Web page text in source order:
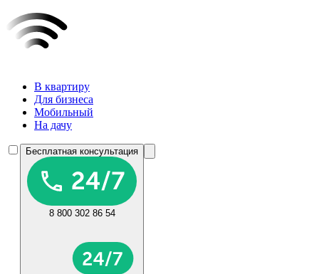
В квартиру
Для бизнеса
Мобильный
На дачу
Бесплатная консультация
8 800 302 86 54